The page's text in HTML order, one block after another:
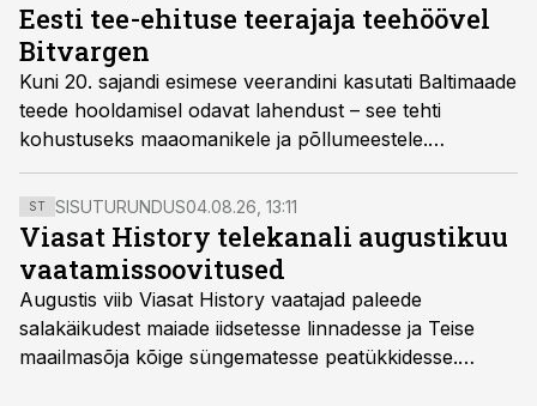
Eesti tee-ehituse teerajaja teehöövel
Bitvargen
Kuni 20. sajandi esimese veerandini kasutati Baltimaade
teede hooldamisel odavat lahendust – see tehti
kohustuseks maaomanikele ja põllumeestele.
Talurahva kasutada olnud vahendid olid lihtsad, töö
aga aeganõudev ja väheefektiivne. 1926. aastal
Rootsist prooviks hangitud esimesed kaks Bitvargeni
teehöövlit said tee­rajajaks – nii otseses kui ka kaudses
mõttes.
ST SISUTURUNDUS04.08.26, 13:11
Viasat History telekanali augustikuu
vaatamissoovitused
Augustis viib Viasat History vaatajad paleede
salakäikudest maiade iidsetesse linnadesse ja Teise
maailmasõja kõige süngematesse peatükkidesse.